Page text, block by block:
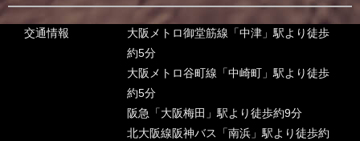
交通情報
大阪メトロ御堂筋線「中津」駅より徒歩
約5分
大阪メトロ谷町線「中崎町」駅より徒歩
約5分
阪急「大阪梅田」駅より徒歩約9分
北大阪線阪神バス「南浜」駅より徒歩約